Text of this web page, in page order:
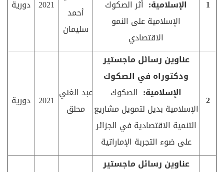
1
الإسلامية: أثر الصكوك
الإسلامية على النمو
الاقتصادي
أحمد
سليمان
2021 دورية
2
عناوين رسائل ماجستير
ودكتوراه في الصكوك
الإسلامية: الصكوك
الإسلامية بديل لتمويل مشاريع
التنمية الاقتصادية في الجزائر
على ضوء التجربة الإماراتية
عبد الغني
محلق
2021 دورية
عناوين رسائل ماجستير